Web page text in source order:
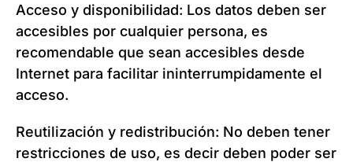
Acceso y disponibilidad: Los datos deben ser
accesibles por cualquier persona, es
recomendable que sean accesibles desde
Internet para facilitar ininterrumpidamente el
acceso.
Reutilización y redistribución: No deben tener
restricciones de uso, es decir deben poder ser